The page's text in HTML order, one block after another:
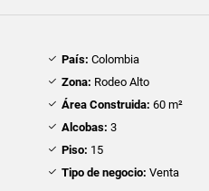
País: Colombia
Zona: Rodeo Alto
Área Construida: 60 m²
Alcobas: 3
Piso: 15
Tipo de negocio: Venta